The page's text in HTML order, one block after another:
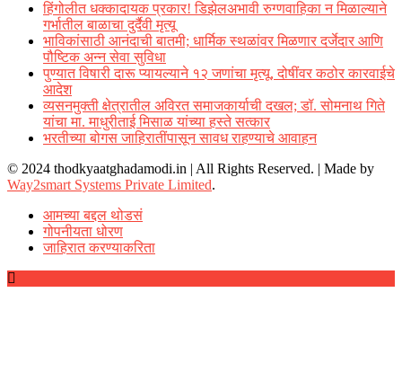
हिंगोलीत धक्कादायक प्रकार! डिझेलअभावी रुग्णवाहिका न मिळाल्याने
गर्भातील बाळाचा दुर्दैवी मृत्यू
भाविकांसाठी आनंदाची बातमी; धार्मिक स्थळांवर मिळणार दर्जेदार आणि
पौष्टिक अन्न सेवा सुविधा
पुण्यात विषारी दारू प्यायल्याने १२ जणांचा मृत्यू, दोषींवर कठोर कारवाईचे
आदेश
व्यसनमुक्ती क्षेत्रातील अविरत समाजकार्याची दखल; डॉ. सोमनाथ गिते
यांचा मा. माधुरीताई मिसाळ यांच्या हस्ते सत्कार
भरतीच्या बोगस जाहिरातींपासून सावध राहण्याचे आवाहन
© 2024 thodkyaatghadamodi.in | All Rights Reserved. | Made by
Way2smart Systems Private Limited.
आमच्या बद्दल थोडसं
गोपनीयता धोरण
जाहिरात करण्याकरिता